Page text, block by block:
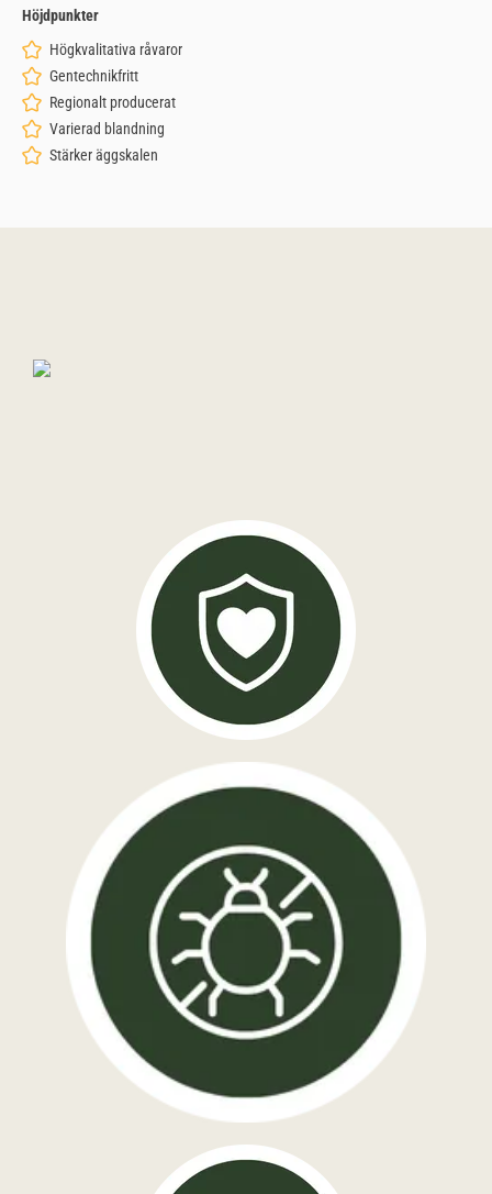
Höjdpunkter
Högkvalitativa råvaror
Gentechnikfritt
Regionalt producerat
Varierad blandning
Stärker äggskalen